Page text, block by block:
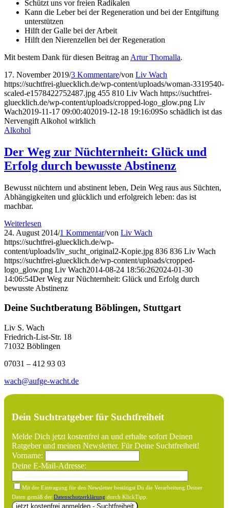
Schützt uns vor freien Radikalen
Kann die Leber bei der Regeneration und bei der Entgiftung
unterstützen
Hilft der Galle bei der Arbeit
Hilft den Nierenzellen bei der Regeneration
Mit bestem Dank für diesen Beitrag an Artur Thomalla.
17. November 2019/3 Kommentare/von Liv Wach
https://suchtfrei-gluecklich.de/wp-content/uploads/woman-3319540-
scaled-e1578422752487.jpg 455 810 Liv Wach https://suchtfrei-
gluecklich.de/wp-content/uploads/cropped-logo_glow.png Liv
Wach2019-11-17 09:00:402019-12-18 19:16:09So schädlich ist das
Nervengift Alkohol wirklich
Alkohol
Der Weg zur Nüchternheit: Glück und
Erfolg durch bewusste Abstinenz
Bewusst nüchtern und abstinent leben, Dein Weg raus aus Süchten,
Abhängigkeiten und glücklich und erfolgreich leben: das ist
machbar.
Weiterlesen
24. August 2014/1 Kommentar/von Liv Wach
https://suchtfrei-gluecklich.de/wp-
content/uploads/liv_sucht_original2-Kopie.jpg 836 836 Liv Wach
https://suchtfrei-gluecklich.de/wp-content/uploads/cropped-
logo_glow.png Liv Wach2014-08-24 18:56:262024-01-30
14:06:54Der Weg zur Nüchternheit: Glück und Erfolg durch
bewusste Abstinenz
Deine Suchtberatung Böblingen, Stuttgart
Liv S. Wach
Friedrich-List-Str. 18
71032 Böblingen
07031 – 412 93 03
wach@aufge-wacht.de
Dein Suchtratgeber für Suchtfreiheit
Melde Dich jetzt kostenfrei an und erhalte sofort Deinen
Ratgeber und meinen Newsletter. Für Deine Suchtfreiheit!
Vorname:
Deine E-Mail-Adresse:
Mit der Eintragung für den Newsletter bestätigst Du die Verarbeitung Deiner
Daten gemäß der Datenschutzerklärung durch KlickTipp.